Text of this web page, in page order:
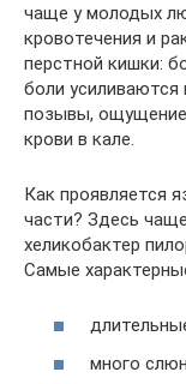
чаще у молодых
кровотечения и
перстной кишки:
боли
позывы, ощущение
крови в кале.
Как проявляется
части? Здесь
хеликобактер
Самые
много